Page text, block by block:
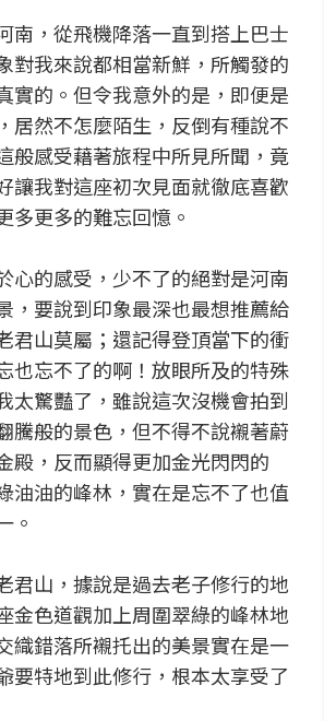
南，從飛機降落一直到搭上巴士
對我來說都相當新鮮，所觸發的
實的。但令我意外的是，即便是
居然不怎麼陌生，反倒有種說不
般感受藉著旅程中所見所聞，竟
讓我對這座初次見面就徹底喜歡
多更多的難忘回憶。
心的感受，少不了的絕對是河南
，要說到印象最深也最想推薦給
君山莫屬；還記得登頂當下的衝
也忘不了的啊！放眼所及的特殊
太驚豔了，雖說這次沒機會拍到
騰般的景色，但不得不說襯著蔚
殿，反而顯得更加金光閃閃的
油油的峰林，實在是忘不了也值
。
君山，據說是過去老子修行的地
金色道觀加上周圍翠綠的峰林地
織錯落所襯托出的美景實在是一
要特地到此修行，根本太享受了